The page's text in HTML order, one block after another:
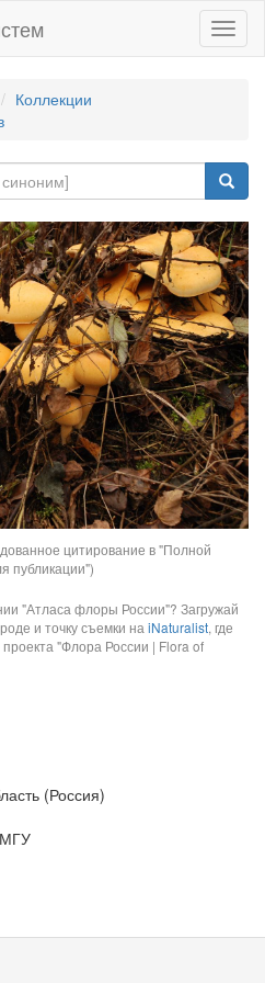
Коллекции
цитирование в "Полной
публикации")
"Атласа флоры России"? Загружай
и точку съемки на iNaturalist, где
"Флора России | Flora of
(Россия)
МГУ